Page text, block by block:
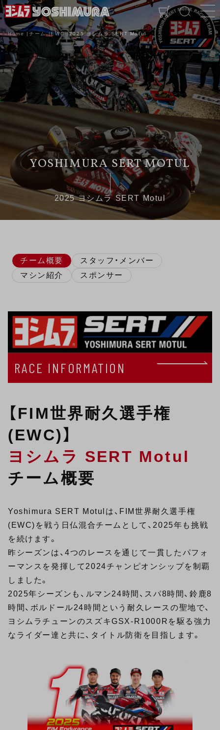
Home チーム EWC 2025 ヨシムラ SERT Motul
2025 ヨシムラ SERT Motul
チーム概要
スタッフ・メンバー
マシン紹介
スポンサー
RACE INFORMATION
【FIM世界耐久選手権
(EWC)】
ヨシムラ SERT Motul
チーム概要
Yoshimura SERT Motulは、FIM世界耐久選手権
(EWC)を戦う日仏混合チームとして、2025年も挑戦
を続けます。
昨シーズンは、4つのレースを通じて一貫したパフォ
ーマンスを発揮して2024チャンピオンシップを制覇
しました。
2025年シーズンも、ルマン24時間、スパ8時間、鈴鹿8
時間、ボルドール24時間という耐久レースの聖地で、
ヨシムラチューンのスズキGSX-R1000Rを駆る強力
なライダー達と共に、タイトル防衛を目指します。